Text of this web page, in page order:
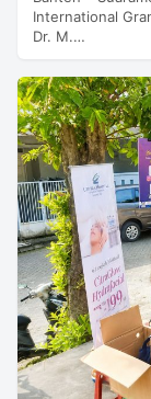
International
Dr. M.…